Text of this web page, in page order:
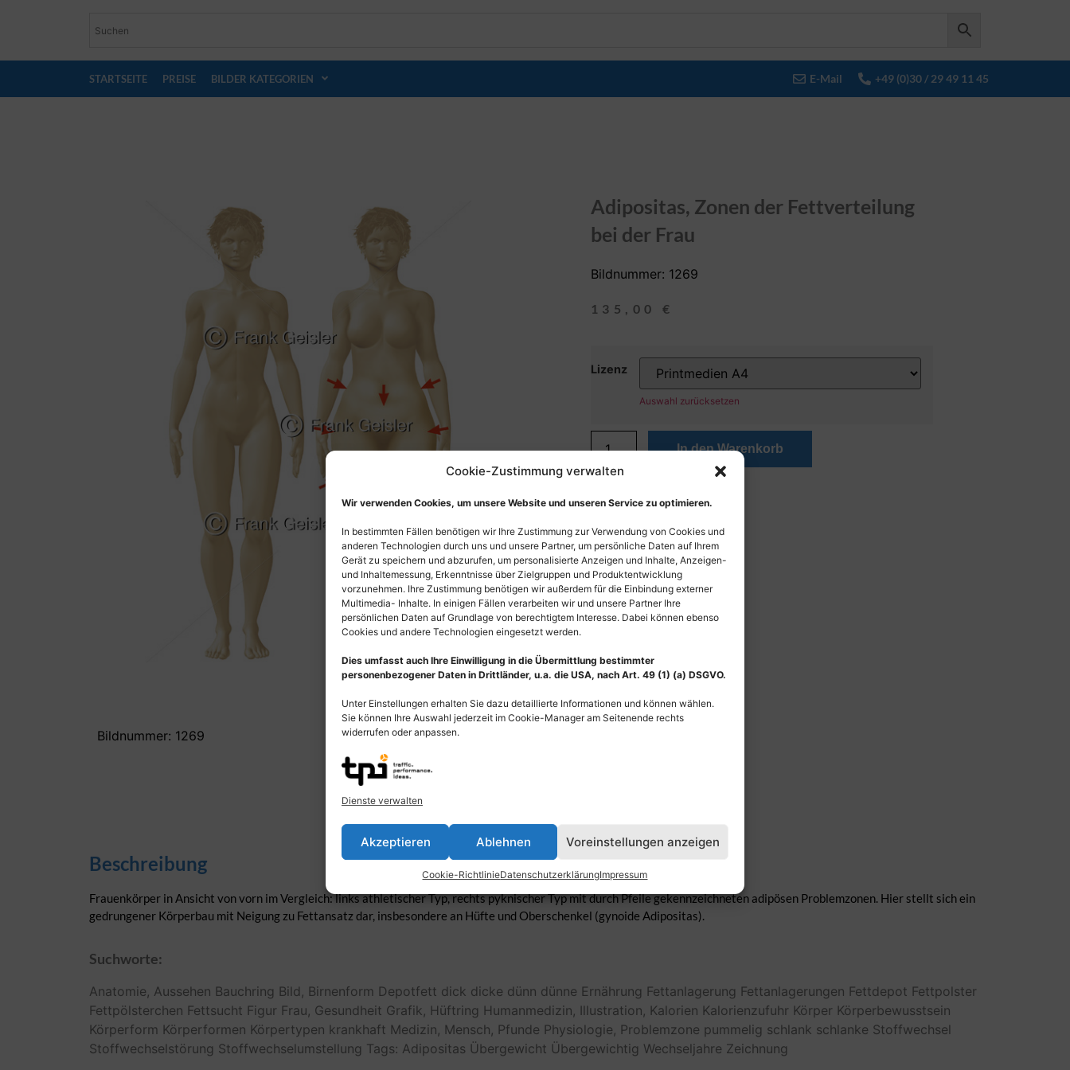
Cookie-Zustimmung verwalten
Wir verwenden Cookies, um unsere Website und unseren Service zu optimieren.
In bestimmten Fällen benötigen wir Ihre Zustimmung zur Verwendung von Cookies und
anderen Technologien durch uns und unsere Partner, um persönliche Daten auf Ihrem
Gerät zu speichern und abzurufen, um personalisierte Anzeigen und Inhalte, Anzeigen-
und Inhaltemessung, Erkenntnisse über Zielgruppen und Produktentwicklung
vorzunehmen. Ihre Zustimmung benötigen wir außerdem für die Einbindung externer
Multimedia- Inhalte. In einigen Fällen verarbeiten wir und unsere Partner Ihre
persönlichen Daten auf Grundlage von berechtigtem Interesse. Dabei können ebenso
Cookies und andere Technologien eingesetzt werden.
Dies umfasst auch Ihre Einwilligung in die Übermittlung bestimmter
personenbezogener Daten in Drittländer, u.a. die USA, nach Art. 49 (1) (a) DSGVO.
Unter Einstellungen erhalten Sie dazu detaillierte Informationen und können wählen.
Sie können Ihre Auswahl jederzeit im Cookie-Manager am Seitenende rechts
widerrufen oder anpassen.
Dienste verwalten
Akzeptieren Ablehnen Voreinstellungen anzeigen
Cookie-RichtlinieDatenschutzerklärungImpressum
STARTSEITE PREISE BILDER KATEGORIEN E-Mail +49 (0)30 / 29 49 11 45
Bildnummer: 1269
Adipositas, Zonen der Fettverteilung
bei der Frau
Bildnummer: 1269
135,00 €
Lizenz
Auswahl zurücksetzen
In den Warenkorb
Beschreibung
Frauenkörper in Ansicht von vorn im Vergleich: links athletischer Typ, rechts pyknischer Typ mit durch Pfeile gekennzeichneten adipösen Problemzonen. Hier stellt sich ein
gedrungener Körperbau mit Neigung zu Fettansatz dar, insbesondere an Hüfte und Oberschenkel (gynoide Adipositas).
Suchworte:
Anatomie, Aussehen Bauchring Bild, Birnenform Depotfett dick dicke dünn dünne Ernährung Fettanlagerung Fettanlagerungen Fettdepot Fettpolster
Fettpölsterchen Fettsucht Figur Frau, Gesundheit Grafik, Hüftring Humanmedizin, Illustration, Kalorien Kalorienzufuhr Körper Körperbewusstsein
Körperform Körperformen Körpertypen krankhaft Medizin, Mensch, Pfunde Physiologie, Problemzone pummelig schlank schlanke Stoffwechsel
Stoffwechselstörung Stoffwechselumstellung Tags: Adipositas Übergewicht Übergewichtig Wechseljahre Zeichnung